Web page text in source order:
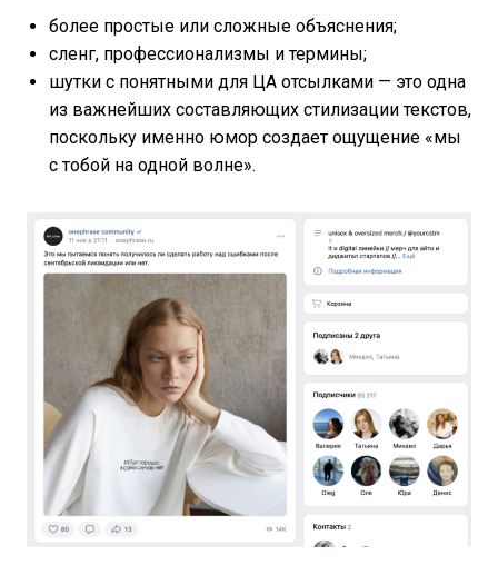
более простые или сложные объяснения;
сленг, профессионализмы и термины;
шутки с понятными для ЦА отсылками — это одна
из важнейших составляющих стилизации текстов,
поскольку именно юмор создает ощущение «мы
с тобой на одной волне».